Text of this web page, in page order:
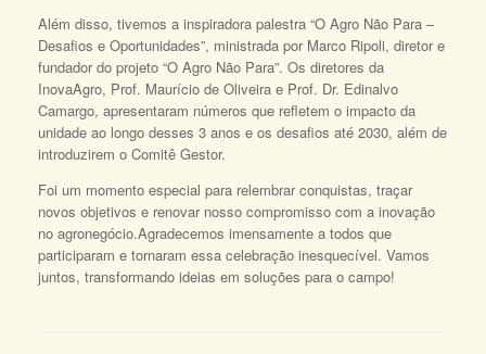
Além disso, tivemos a inspiradora palestra “O Agro Não Para –
Desafios e Oportunidades”, ministrada por Marco Ripoli, diretor e
fundador do projeto “O Agro Não Para”. Os diretores da
InovaAgro, Prof. Maurício de Oliveira e Prof. Dr. Edinalvo
Camargo, apresentaram números que refletem o impacto da
unidade ao longo desses 3 anos e os desafios até 2030, além de
introduzirem o Comitê Gestor.
Foi um momento especial para relembrar conquistas, traçar
novos objetivos e renovar nosso compromisso com a inovação
no agronegócio.Agradecemos imensamente a todos que
participaram e tornaram essa celebração inesquecível. Vamos
juntos, transformando ideias em soluções para o campo!